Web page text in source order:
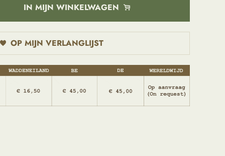
IN MIJN WINKELWAGEN
OP MIJN VERLANGLIJST